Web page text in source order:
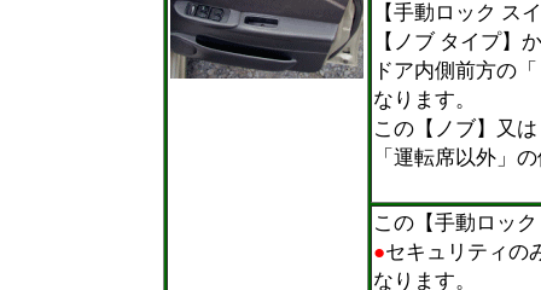
【手動ロック ス
【ノブ タイプ】
ドア内側前方の
なります。
この【ノブ】又
「運転席以外」
この【手動ロッ
●セキュリティの
なります。